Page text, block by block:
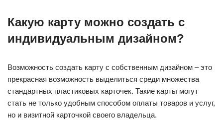
Какую карту можно создать с
индивидуальным дизайном?
Возможность создать карту с собственным дизайном – это
прекрасная возможность выделиться среди множества
стандартных пластиковых карточек. Такие карты могут
стать не только удобным способом оплаты товаров и услуг,
но и визитной карточкой своего владельца.